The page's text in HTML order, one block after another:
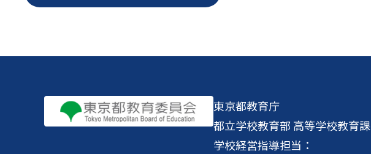
東京都教育庁
都立学校教育部 高等学校教育課
学校経営指導担当：